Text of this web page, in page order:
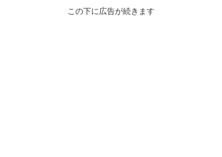
この下に広告が続きます